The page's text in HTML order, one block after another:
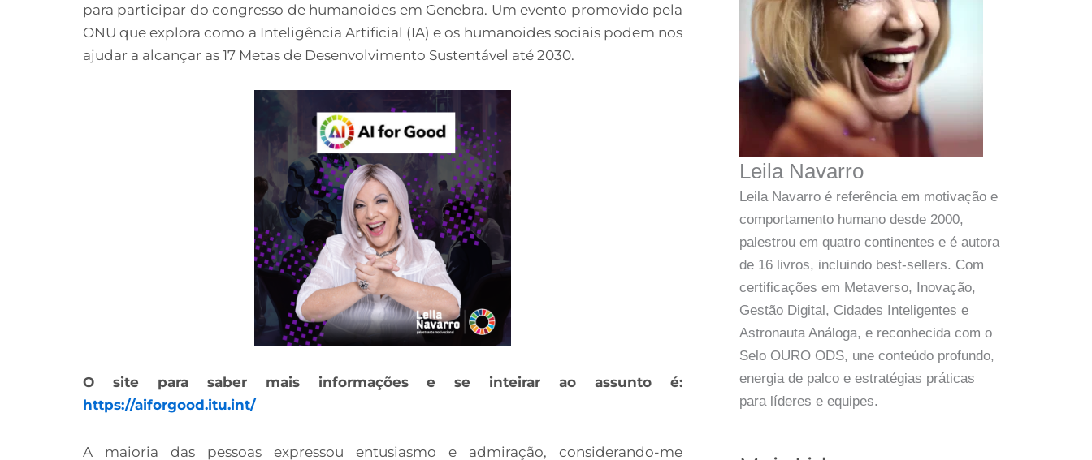
para participar do congresso de humanoides em Genebra. Um evento promovido pela
ONU que explora como a Inteligência Artificial (IA) e os humanoides sociais podem nos
ajudar a alcançar as 17 Metas de Desenvolvimento Sustentável até 2030.
O site para saber mais informações e se inteirar ao assunto é:
https://aiforgood.itu.int/
A maioria das pessoas expressou entusiasmo e admiração, considerando-me
Leila Navarro
Leila Navarro é referência em motivação e
comportamento humano desde 2000,
palestrou em quatro continentes e é autora
de 16 livros, incluindo best-sellers. Com
certificações em Metaverso, Inovação,
Gestão Digital, Cidades Inteligentes e
Astronauta Análoga, e reconhecida com o
Selo OURO ODS, une conteúdo profundo,
energia de palco e estratégias práticas
para líderes e equipes.